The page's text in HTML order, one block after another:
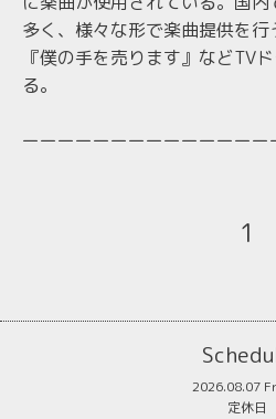
多く、様々な形で楽曲提供を行
『僕の手を売ります』などTV
る。
ーーーーーーーーーーーーーー
1
2026.08.07
定休日